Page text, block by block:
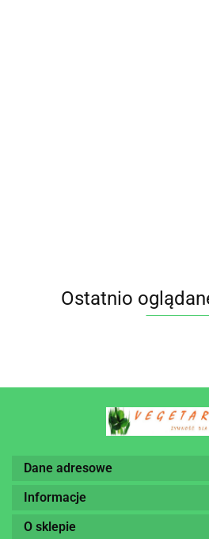
Ostatnio
Dane adresowe
Informacje
O sklepie